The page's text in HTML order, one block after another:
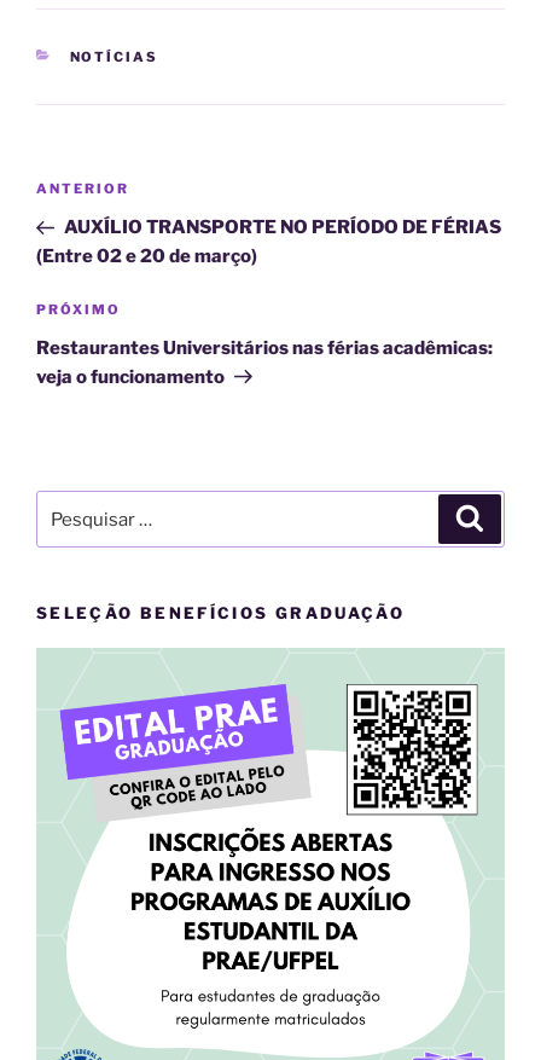
CATEGORIAS
NOTÍCIAS
Navegação
Post
Post
anterior
ANTERIOR
AUXÍLIO TRANSPORTE NO PERÍODO DE FÉRIAS
(Entre 02 e 20 de março)
Próximo
post
PRÓXIMO
Restaurantes Universitários nas férias acadêmicas:
veja o funcionamento
por:
SELEÇÃO BENEFÍCIOS GRADUAÇÃO